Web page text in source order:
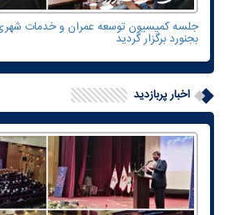
جلسه کمیسیون توسعه عمران و خدمات
بجنورد برگزار گردید
اخبار پربازدید